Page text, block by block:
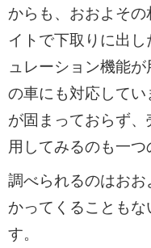
からも、おおよそ
イトで下取りに出
ュレーション機能
の車にも対応して
が固まっておらず、
用してみるのも一つ
調べられるのはお
かってくることも
す。